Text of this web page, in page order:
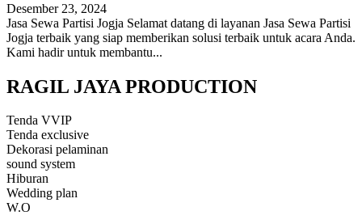
Desember 23, 2024
Jasa Sewa Partisi Jogja Selamat datang di layanan Jasa Sewa Partisi
Jogja terbaik yang siap memberikan solusi terbaik untuk acara Anda.
Kami hadir untuk membantu...
RAGIL JAYA PRODUCTION
Tenda VVIP
Tenda exclusive
Dekorasi pelaminan
sound system
Hiburan
Wedding plan
W.O